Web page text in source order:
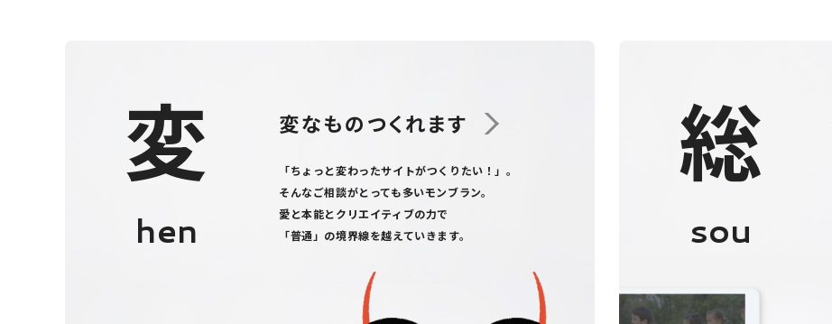
総
sou
変
hen
変なものつくれます
「ちょっと変わったサイトがつくりたい！」。
そんなご相談がとっても多いモンブラン。
愛と本能とクリエイティブの力で
「普通」の境界線を越えていきます。